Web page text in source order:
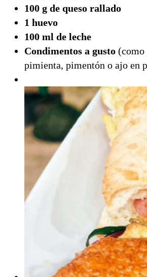
100 g de queso rallado
1 huevo
100 ml de leche
Condimentos a gusto (como
pimienta, pimentón o ajo en